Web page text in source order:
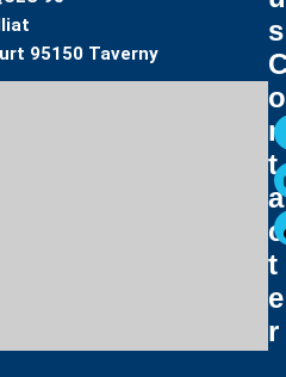
95150 Taverny
S
O
N
T
A
C
T
E
R